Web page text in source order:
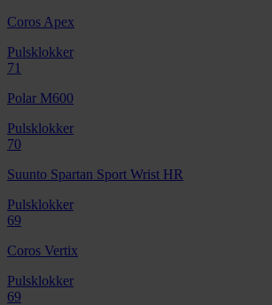
Coros Apex
Pulsklokker
71
Polar M600
Pulsklokker
70
Suunto Spartan Sport Wrist HR
Pulsklokker
69
Coros Vertix
Pulsklokker
69